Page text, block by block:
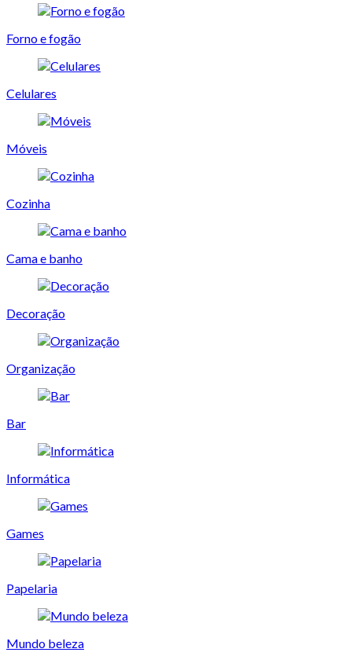
Forno e fogão
Celulares
Móveis
Cozinha
Cama e banho
Decoração
Organização
Bar
Informática
Games
Papelaria
Mundo beleza